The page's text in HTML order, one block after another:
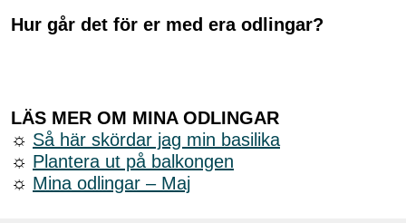
Hur går det för er med era odlingar?
LÄS MER OM MINA ODLINGAR
☼ Så här skördar jag min basilika
☼ Plantera ut på balkongen
☼ Mina odlingar – Maj